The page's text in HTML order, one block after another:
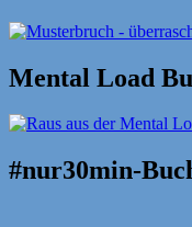
Mental Load
#nur30min-